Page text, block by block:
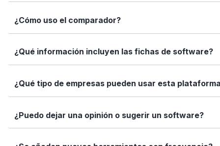
Simplemente escribe el nombre del software, una
encajan con tus necesidades.
¿Cómo uso el comparador?
Marca los softwares que te interesan y haz clic en
Así puedes ver de forma rápida cuál se adapta mejor a tu
¿Qué información incluyen las fichas de software?
Cada ficha incluye una descripción detallada, funciones
valoraciones de usuarios. Queremos que tengas toda la
¿Qué tipo de empresas pueden usar esta
Elige tu software está diseñado para todo tipo de
tamaño de tu equipo, presupuesto o sector.
¿Puedo dejar una opinión o sugerir un software?
Sí. Si quieres valorar un software que ya usas o sugerir